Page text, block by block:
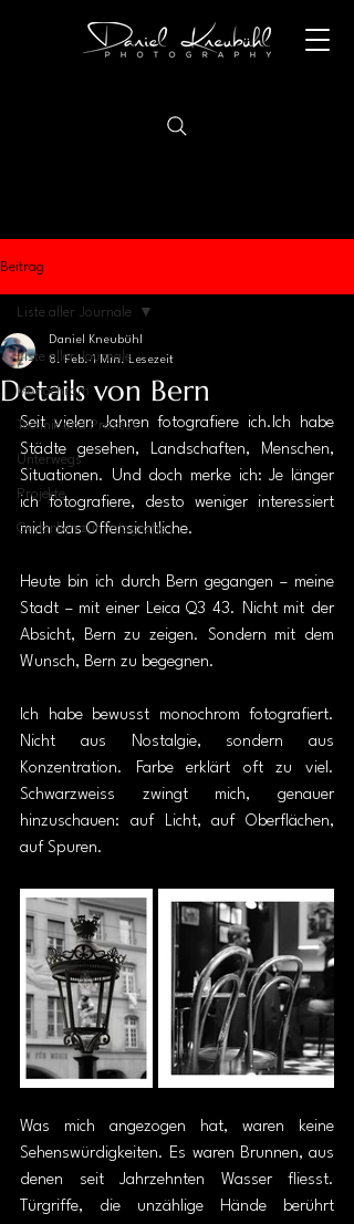
Beitrag
Liste aller Journale
Monochrom
Technik und Prozess
Unterwegs
Projekte
Gedanken zur Fotografie
Liste aller Journale
Details von Bern
Daniel Kneubühl
8. Feb. 1 Min. Lesezeit
Seit vielen Jahren fotografiere ich.Ich habe
Städte gesehen, Landschaften, Menschen,
Situationen. Und doch merke ich: Je länger
ich fotografiere, desto weniger interessiert
mich das Offensichtliche.
Heute bin ich durch Bern gegangen – meine
Stadt – mit einer Leica Q3 43. Nicht mit der
Absicht, Bern zu zeigen. Sondern mit dem
Wunsch, Bern zu begegnen.
Ich habe bewusst monochrom fotografiert.
Nicht aus Nostalgie, sondern aus
Konzentration. Farbe erklärt oft zu viel.
Schwarzweiss zwingt mich, genauer
hinzuschauen: auf Licht, auf Oberflächen,
auf Spuren.
Was mich angezogen hat, waren keine
Sehenswürdigkeiten. Es waren Brunnen, aus
denen seit Jahrzehnten Wasser fliesst.
Türgriffe, die unzählige Hände berührt